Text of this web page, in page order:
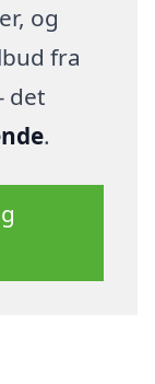
og
fra
det
.